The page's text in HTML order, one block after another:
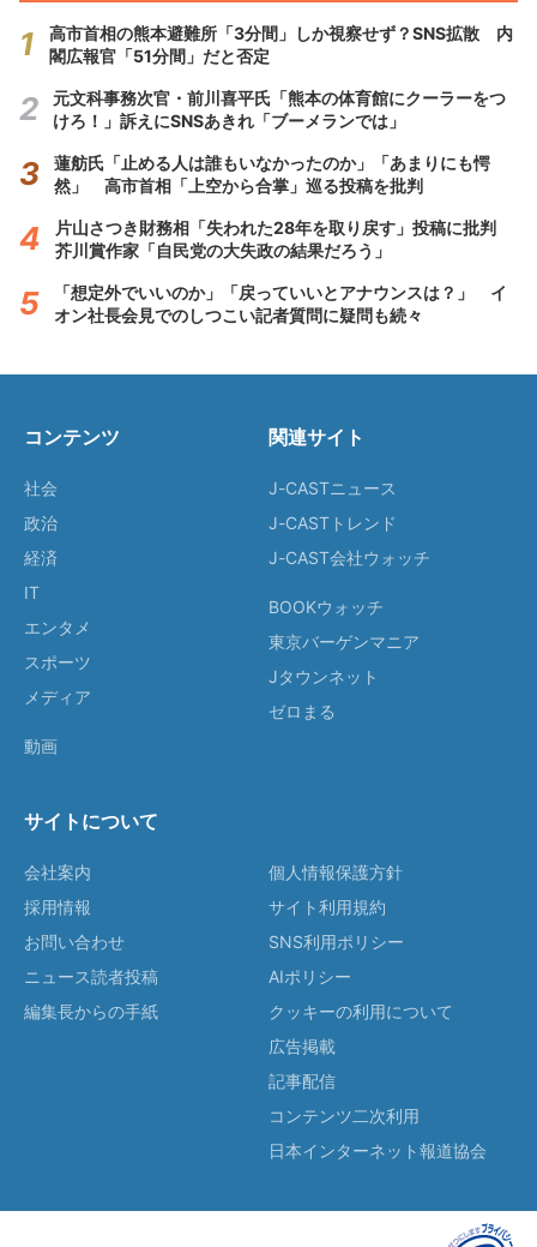
高市首相の熊本避難所「3分間」しか視察せず？SNS拡散 内
閣広報官「51分間」だと否定
元文科事務次官・前川喜平氏「熊本の体育館にクーラーをつ
けろ！」訴えにSNSあきれ「ブーメランでは」
蓮舫氏「止める人は誰もいなかったのか」「あまりにも愕
然」 高市首相「上空から合掌」巡る投稿を批判
片山さつき財務相「失われた28年を取り戻す」投稿に批判
芥川賞作家「自民党の大失政の結果だろう」
「想定外でいいのか」「戻っていいとアナウンスは？」 イ
オン社長会見でのしつこい記者質問に疑問も続々
コンテンツ
社会
政治
経済
IT
エンタメ
スポーツ
メディア
動画
関連サイト
J-CASTニュース
J-CASTトレンド
J-CAST会社ウォッチ
BOOKウォッチ
東京バーゲンマニア
Jタウンネット
ゼロまる
サイトについて
会社案内
採用情報
お問い合わせ
ニュース読者投稿
編集長からの手紙
個人情報保護方針
サイト利用規約
SNS利用ポリシー
AIポリシー
クッキーの利用について
広告掲載
記事配信
コンテンツ二次利用
日本インターネット報道協会